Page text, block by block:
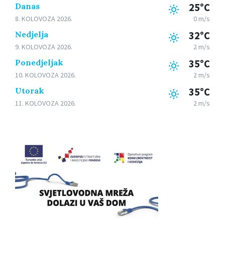
Danas
8. KOLOVOZA 2026.
25°C
0 m/s
Nedjelja
9. KOLOVOZA 2026.
32°C
2 m/s
Ponedjeljak
10. KOLOVOZA 2026.
35°C
2 m/s
Utorak
11. KOLOVOZA 2026.
35°C
2 m/s